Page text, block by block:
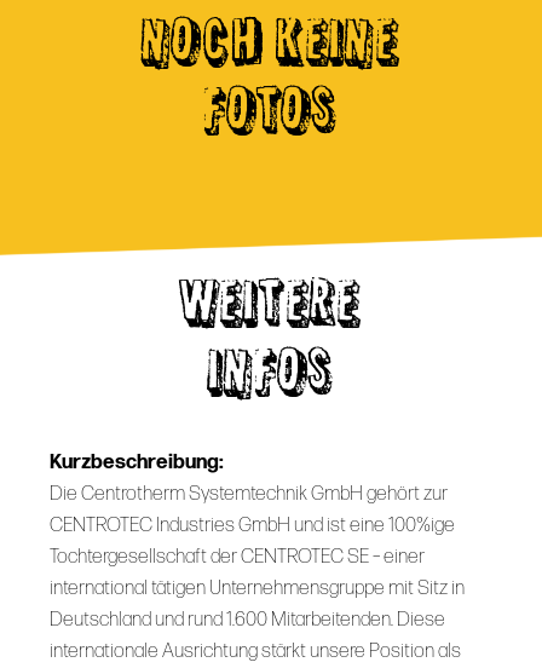
NOCH KEINE
FOTOS
WEITERE
INFOS
Kurzbeschreibung:
Die Centrotherm Systemtechnik GmbH gehört zur
CENTROTEC Industries GmbH und ist eine 100%ige
Tochtergesellschaft der CENTROTEC SE – einer
international tätigen Unternehmensgruppe mit Sitz in
Deutschland und rund 1.600 Mitarbeitenden. Diese
internationale Ausrichtung stärkt unsere Position als